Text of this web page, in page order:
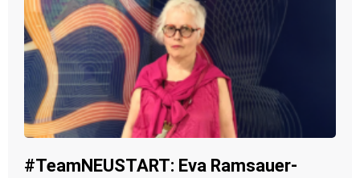
#TeamNEUSTART: Eva Ramsauer-